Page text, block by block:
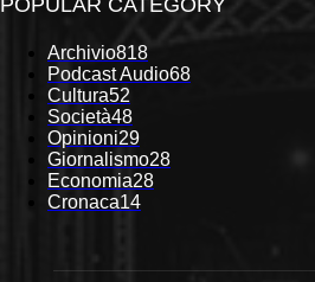
Archivio818
Podcast Audio68
Cultura52
Società48
Opinioni29
Giornalismo28
Economia28
Cronaca14